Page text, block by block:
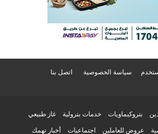
سياسة الخصوصية اتصل بنا
بتروكيماويات خدمات بترولية غاز طبيعي
عروض للعاملين اجتماعيات أخبار تهمك